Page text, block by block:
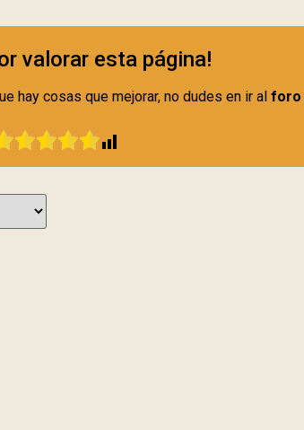
valorar esta página!
hay cosas que mejorar, no dudes en ir al foro